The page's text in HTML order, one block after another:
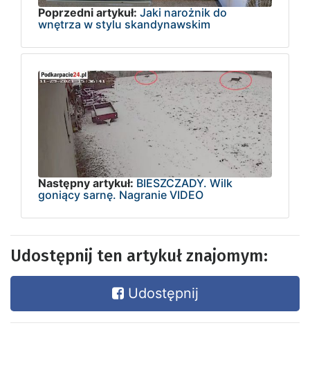
Poprzedni artykuł: Jaki narożnik do
wnętrza w stylu skandynawskim
Następny artykuł: BIESZCZADY. Wilk
goniący sarnę. Nagranie VIDEO
Udostępnij ten artykuł znajomym:
Udostępnij